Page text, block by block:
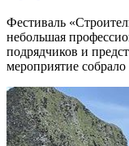
Фестиваль
небольшая
подрядчиков и
мероприятие